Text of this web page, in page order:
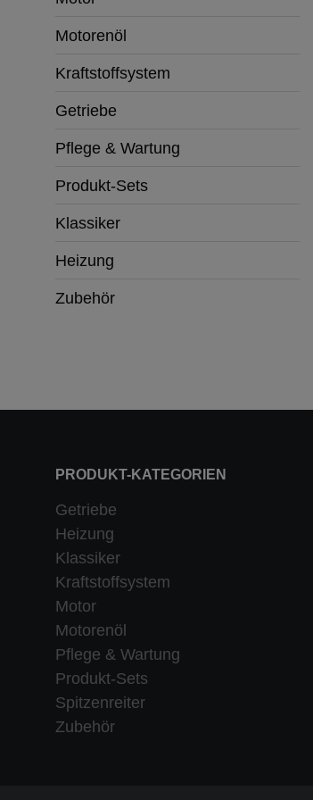
Motorenöl
Kraftstoffsystem
Getriebe
Pflege & Wartung
Produkt-Sets
Klassiker
Heizung
Zubehör
PRODUKT-KATEGORIEN
Getriebe
Heizung
Klassiker
Kraftstoffsystem
Motor
Motorenöl
Pflege & Wartung
Produkt-Sets
Spitzenreiter
Zubehör